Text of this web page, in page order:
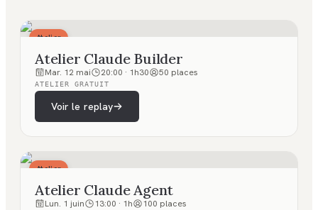
Atelier
Atelier Claude Builder
Mar. 12 mai 20:00 · 1h30 50 places
ATELIER GRATUIT
Voir le replay
Atelier
Atelier Claude Agent
Lun. 1 juin 13:00 · 1h 100 places